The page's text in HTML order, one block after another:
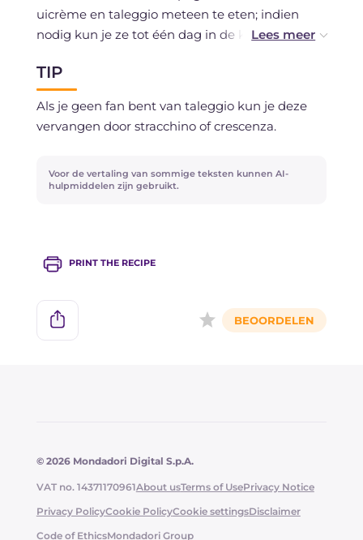
uicrème en taleggio meteen te eten; indien
nodig kun je ze tot één dag in de koelkast
TIP
Als je geen fan bent van taleggio kun je deze
vervangen door stracchino of crescenza.
Voor de vertaling van sommige teksten kunnen AI-
hulpmiddelen zijn gebruikt.
PRINT THE RECIPE
© 2026 Mondadori Digital S.p.A.
VAT no. 14371170961About usTerms of UsePrivacy Notice
Privacy PolicyCookie PolicyCookie settingsDisclaimer
Code of EthicsMondadori Group